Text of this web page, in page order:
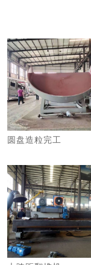
圆盘造粒完工